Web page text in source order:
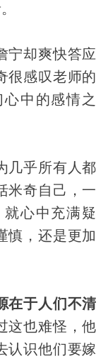
宁却爽快答应
很感叹老师的
中的感情之
几乎所有人都
米奇自己，一
心中充满疑
慎，还是更加
在于人们不清
这也难怪，他
认识他们要嫁